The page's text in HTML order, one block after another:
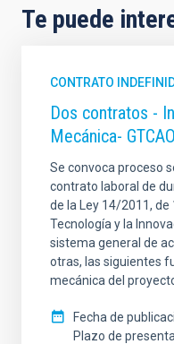
Te puede
CONTRATO
Dos contratos -
Mecánica-
Se convoca proceso
contrato laboral de
de la Ley 14/2011, de
Tecnología y la
sistema general de
otras, las siguientes
mecánica del
Fecha de
Plazo de